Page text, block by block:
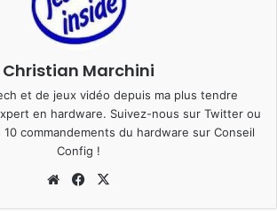
Christian Marchini
et de jeux vidéo depuis ma plus tendre
en hardware. Suivez-nous sur Twitter ou
10 commandements du hardware sur Conseil
Config !
WebsiteFacebook